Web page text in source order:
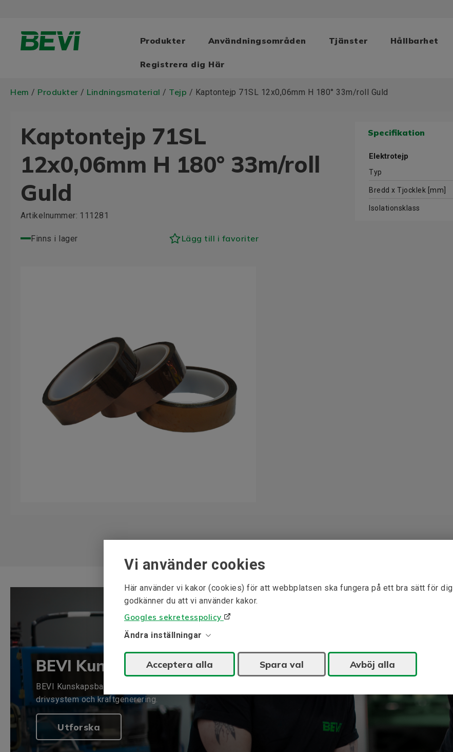
Vi använder cookies
Här använder vi kakor (cookies) för att webbplatsen ska fungera på ett bra sätt för
godkänner du att vi använder kakor.
Googles sekretesspolicy
Ändra inställningar
Acceptera alla Spara val Avböj alla
Produkter Användningsområden Tjänster Hållbarhet
Registrera dig Här
Hem / Produkter / Lindningsmaterial / Tejp / Kaptontejp 71SL 12x0,06mm H 180° 33m/roll Guld
Kaptontejp 71SL
12x0,06mm H 180° 33m/roll
Guld
Artikelnummer: 111281
Finns i lager Lägg till i favoriter
Specifikation
Elektrotejp
Typ
Bredd x Tjocklek [mm]
Isolationsklass
BEVI Kunskapsbank
BEVI Kunskapsbank är en samling av information inom våra expertområden t.ex. elektriska
drivsystem och kraftgenerering.
Utforska